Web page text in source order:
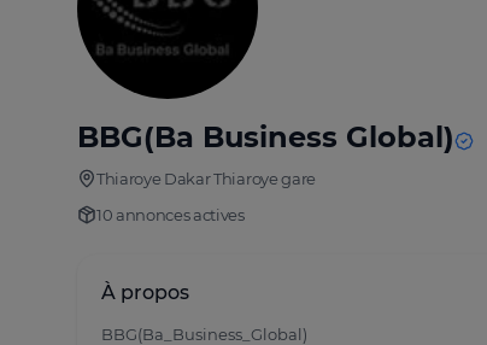
BBG(Ba Business Global)
Thiaroye Dakar Thiaroye gare
10 annonces actives
À propos
BBG(Ba_Business_Global)